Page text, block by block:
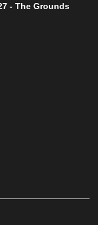
- The Grounds